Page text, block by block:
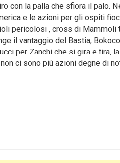
con la palla che sfiora il palo.
e le azioni per gli ospiti
pericolosi , cross di Mammoli
il vantaggio del Bastia,
per Zanchi che si gira e tira,
ci sono più azioni degne di